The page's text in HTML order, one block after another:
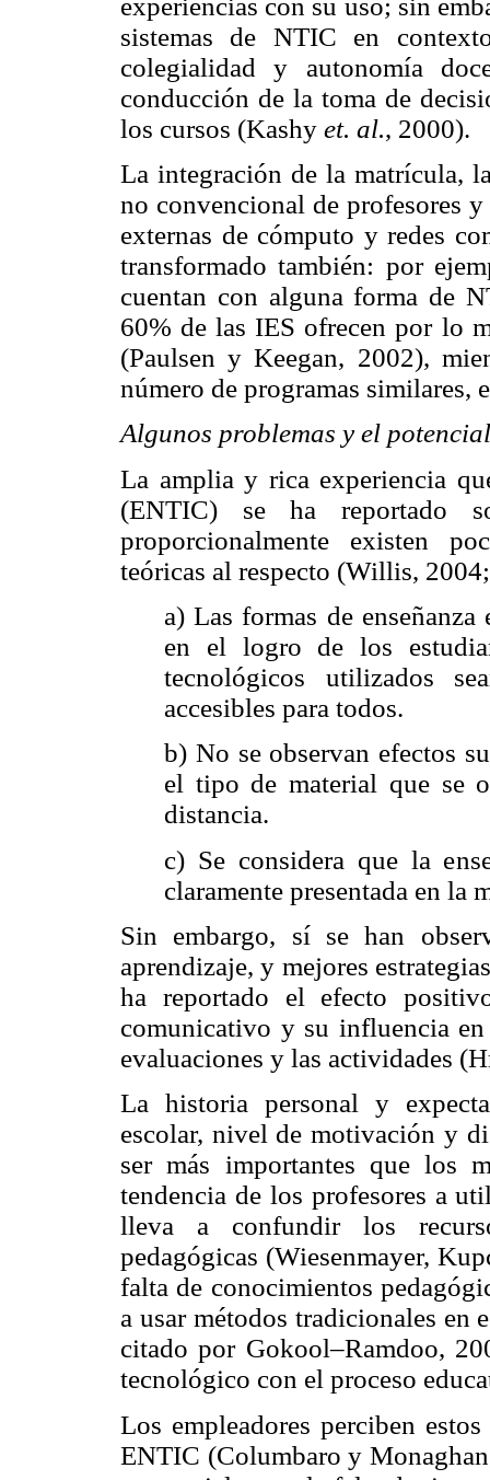
experiencias con su uso; sin
sistemas de NTIC en
colegialidad y autonomía
conducción de la toma de
los cursos (Kashy et. al., 2000).
La integración de la matrícula,
no convencional de profesores
externas de cómputo y redes
transformado también: por
cuentan con alguna forma de
60% de las IES ofrecen por lo
(Paulsen y Keegan, 2002),
número de programas similares,
Algunos problemas y el
La amplia y rica experiencia
(ENTIC) se ha reportado
proporcionalmente existen
teóricas al respecto (Willis,
a) Las formas de
en el logro de los
tecnológicos utilizados
accesibles para todos.
b) No se observan efectos
el tipo de material que se
distancia.
c) Se considera que la
claramente presentada en la
Sin embargo, sí se han
aprendizaje, y mejores
ha reportado el efecto
comunicativo y su influencia
evaluaciones y las actividades
La historia personal y
escolar, nivel de motivación y
ser más importantes que los
tendencia de los profesores a
lleva a confundir los
pedagógicas (Wiesenmayer,
falta de conocimientos
a usar métodos tradicionales en
citado por Gokool–Ramdoo,
tecnológico con el proceso
Los empleadores perciben
ENTIC (Columbaro y